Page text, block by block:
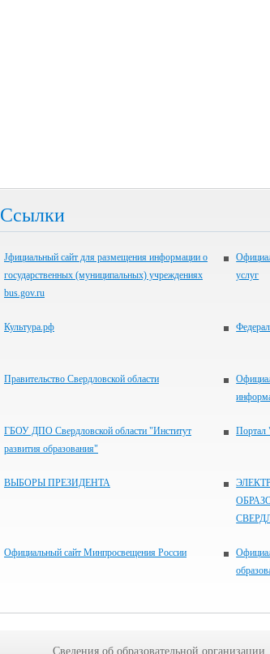
Ссылки
Jфициальный сайт для размещения информации о
государственных (муниципальных) учреждениях
bus.gov.ru
услуг
Культура.рф
Правительство Свердловской области
ГБОУ ДПО Свердловской области "Институт
развития образования"
Портал
ВЫБОРЫ ПРЕЗИДЕНТА
Официальный сайт Минпросвещения России
Сведения об образовательной организации